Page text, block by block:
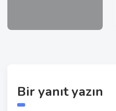
Bir yanıt yazın